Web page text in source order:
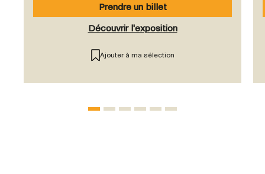
Prendre un billet
Découvrir l'exposition
Ajouter à ma sélection